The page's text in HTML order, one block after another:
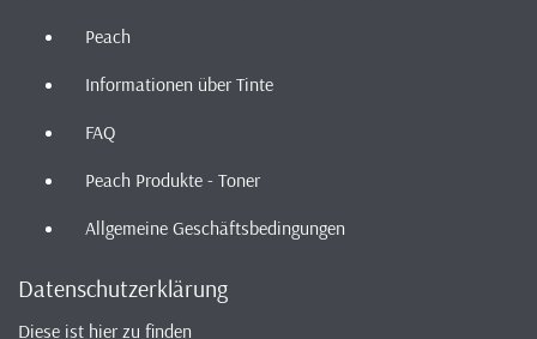
Peach
Informationen über Tinte
FAQ
Peach Produkte - Toner
Allgemeine Geschäftsbedingungen
Datenschutzerklärung
Diese ist hier zu finden